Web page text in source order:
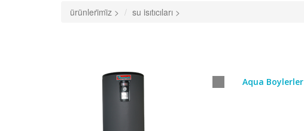
ürünleri̇mi̇z > su isıtıcıları >
Aqua Boylerler